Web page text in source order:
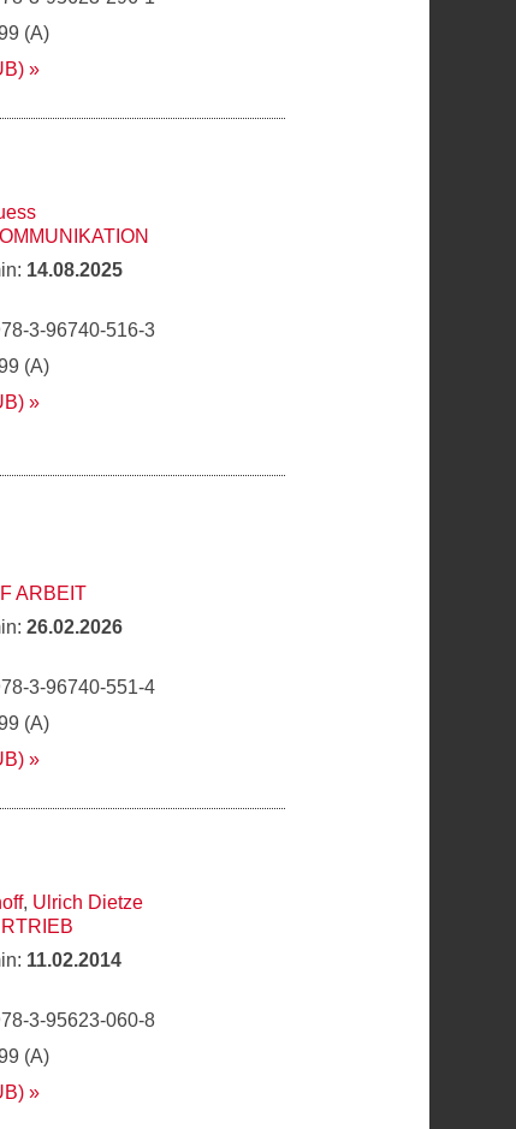
(A)
14.08.2025
3-96740-516-3
(A)
ARBEIT
26.02.2026
3-96740-551-4
(A)
, Ulrich Dietze
11.02.2014
3-95623-060-8
(A)